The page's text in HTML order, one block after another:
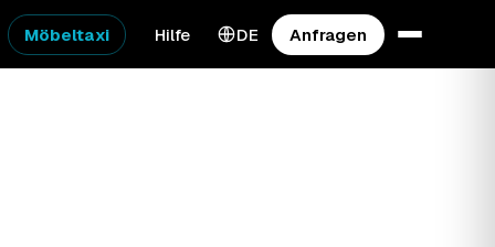
Möbeltaxi Hilfe DE Anfragen